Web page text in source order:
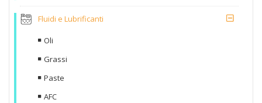
Fluidi e Lubrificanti
Oli
Grassi
Paste
AFC